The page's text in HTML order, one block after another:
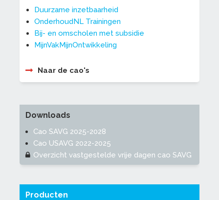
Duurzame inzetbaarheid
OnderhoudNL Trainingen
Bij- en omscholen met subsidie
MijnVakMijnOntwikkeling
Naar de cao's
Downloads
Cao SAVG 2025-2028
Cao USAVG 2022-2025
Overzicht vastgestelde vrije dagen cao SAVG
Producten